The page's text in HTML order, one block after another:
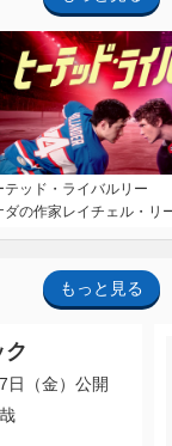
テッド・ライバルリー
ダの作家レイチェル・リ
もっと見る
ク
日（金）公開